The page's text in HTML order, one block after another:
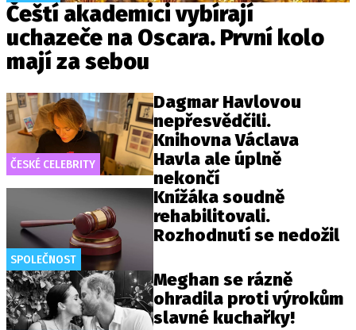
Čeští akademici vybírají
uchazeče na Oscara. První kolo
mají za sebou
ČESKÉ CELEBRITY
Dagmar Havlovou
nepřesvědčili.
Knihovna Václava
Havla ale úplně
nekončí
SPOLEČNOST
Knížáka soudně
rehabilitovali.
Rozhodnutí se nedožil
Meghan se rázně
ohradila proti výrokům
slavné kuchařky!